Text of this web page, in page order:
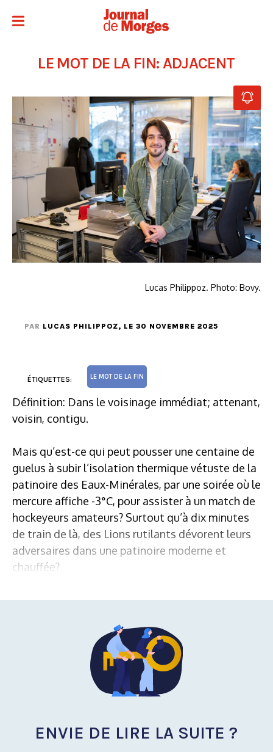
LE MOT DE LA FIN: ADJACENT
Lucas Philippoz. Photo: Bovy.
PAR LUCAS PHILIPPOZ, LE 30 NOVEMBRE 2025
ÉTIQUETTES: LE MOT DE LA FIN
Définition: Dans le voisinage immédiat; attenant,
voisin, contigu.
Mais qu’est-ce qui peut pousser une centaine de
guelus à subir l’isolation thermique vétuste de la
patinoire des Eaux-Minérales, par une soirée où le
mercure affiche -3°C, pour assister à un match de
hockeyeurs amateurs? Surtout qu’à dix minutes
de train de là, des Lions rutilants dévorent leurs
adversaires dans une patinoire moderne et
chauffée?
ENVIE DE LIRE LA SUITE ?